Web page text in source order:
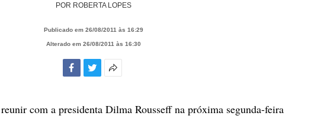
POR ROBERTA LOPES
Publicado em 26/08/2011 às 16:29
Alterado em 26/08/2011 às 16:30
compartilhamento
com a presidenta Dilma Rousseff na próxima segunda-feira